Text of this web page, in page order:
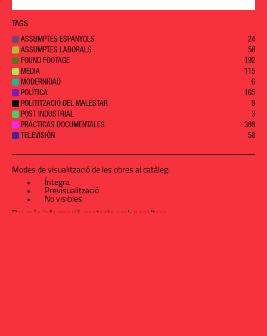
TAGS
ASSUMPTES ESPANYOLS
24
ASSUMPTES LABORALS
58
FOUND FOOTAGE
192
MEDIA
115
MODERNIDAD
6
POLÍTICA
165
POLITITZACIÓ DEL MALESTAR
9
POST INDUSTRIAL
3
PRÁCTICAS DOCUMENTALES
388
TELEVISIÓN
58
Modes de visualització de les obres al catàleg:
Íntegra
Previsualització
No visibles
Per més informació, contacta amb nosaltres